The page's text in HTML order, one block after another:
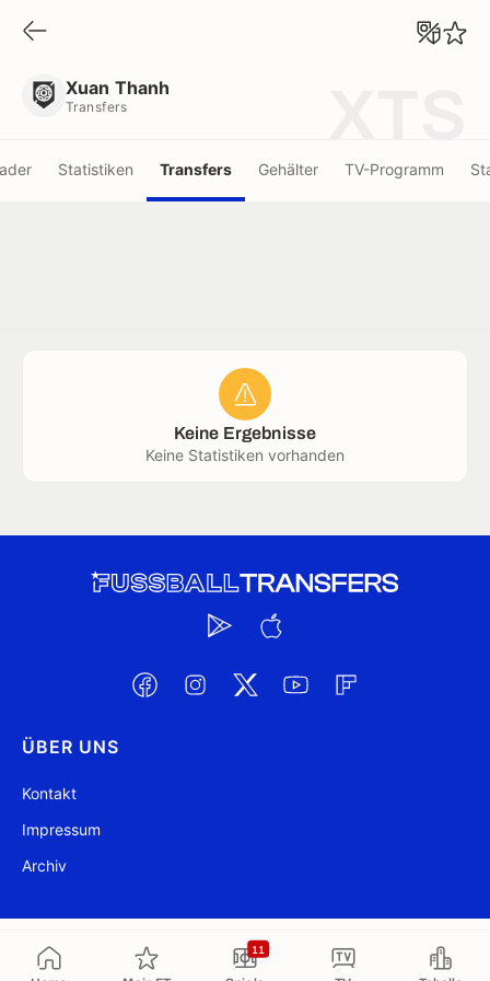
11
Xuan Thanh
Transfers
Statistiken Transfers Gehälter TV-Programm
Keine Ergebnisse
Keine Statistiken vorhanden
ÜBER UNS
Kontakt
Impressum
Archiv
@ FussballTransfers.com 2009-2026